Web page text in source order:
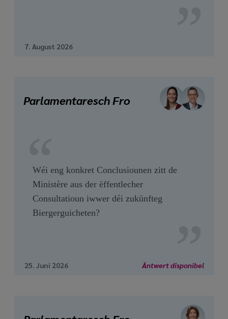
7. August 2026
Parlamentaresch Fro
Wéi eng konkret Conclusiounen zitt de
Ministère aus der ëffentlecher
Consultatioun iwwer déi zukünfteg
Biergerguicheten?
25. Juni 2026 Äntwert disponibel